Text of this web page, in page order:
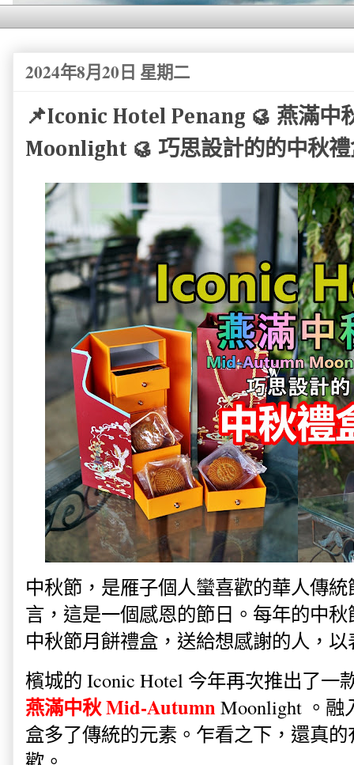
2024年8月20日 星期二
📌Iconic Hotel Penang 🥮 燕滿中
Moonlight 🥮 巧思設計的的中秋禮
中秋節，是雁子個人蠻喜歡的華人傳
言，這是一個感恩的節日。每年的中
中秋節月餅禮盒，送給想感謝的人，
檳城的 Iconic Hotel 今年再次推出了一
燕滿中秋 Mid-Autumn Moonlight 。融
盒多了傳統的元素。乍看之下，還真